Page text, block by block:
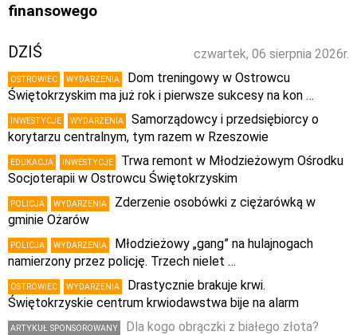
finansowego
czwartek, 06 sierpnia 2026r.
DZIŚ
OSTROWIEC WYDARZENIA
Dom treningowy w Ostrowcu
Świętokrzyskim ma już rok i pierwsze sukcesy na kon …
INWESTYCJE WYDARZENIA
Samorządowcy i przedsiębiorcy o
korytarzu centralnym, tym razem w Rzeszowie
EDUKACJA INWESTYCJE
Trwa remont w Młodzieżowym Ośrodku
Socjoterapii w Ostrowcu Świętokrzyskim
POLICJA WYDARZENIA
Zderzenie osobówki z ciężarówką w
gminie Ożarów
POLICJA WYDARZENIA
Młodzieżowy „gang” na hulajnogach
namierzony przez policję. Trzech nielet …
OSTROWIEC WYDARZENIA
Drastycznie brakuje krwi.
Świętokrzyskie centrum krwiodawstwa bije na alarm
ARTYKUŁ SPONSOROWANY
Dla kogo obrączki z białego złota?